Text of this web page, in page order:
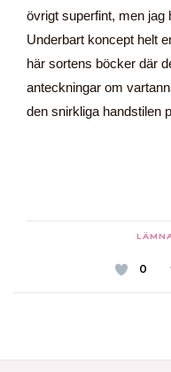
övrigt superfint, men jag
Underbart koncept helt
här sortens böcker där
anteckningar om
den snirkliga handstilen
0